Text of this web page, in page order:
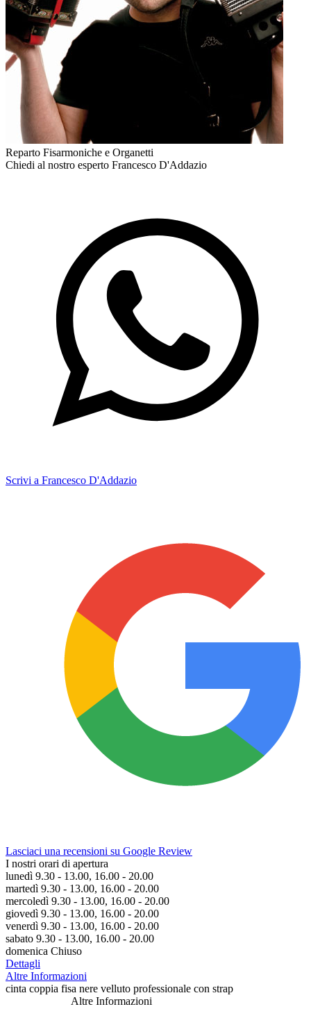
Reparto Fisarmoniche e Organetti
Chiedi al nostro esperto Francesco D'Addazio
Scrivi a Francesco D'Addazio
Lasciaci una recensioni su Google Review
I nostri orari di apertura
lunedì 9.30 - 13.00, 16.00 - 20.00
martedì 9.30 - 13.00, 16.00 - 20.00
mercoledì 9.30 - 13.00, 16.00 - 20.00
giovedì 9.30 - 13.00, 16.00 - 20.00
venerdì 9.30 - 13.00, 16.00 - 20.00
sabato 9.30 - 13.00, 16.00 - 20.00
domenica Chiuso
Dettagli
Altre Informazioni
cinta coppia fisa nere velluto professionale con strap
Altre Informazioni